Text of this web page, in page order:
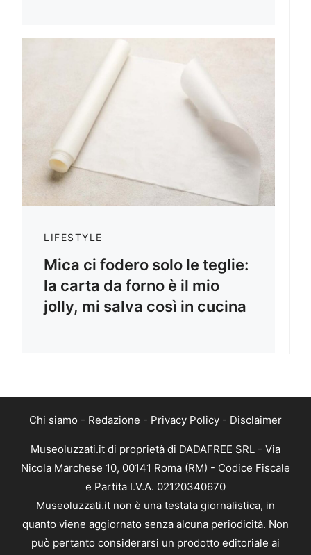
LIFESTYLE
Mica ci fodero solo le teglie:
la carta da forno è il mio
jolly, mi salva così in cucina
Chi siamo - Redazione - Privacy Policy - Disclaimer
Museoluzzati.it di proprietà di DADAFREE SRL - Via
Nicola Marchese 10, 00141 Roma (RM) - Codice Fiscale
e Partita I.V.A. 02120340670
Museoluzzati.it non è una testata giornalistica, in
quanto viene aggiornato senza alcuna periodicità. Non
può pertanto considerarsi un prodotto editoriale ai